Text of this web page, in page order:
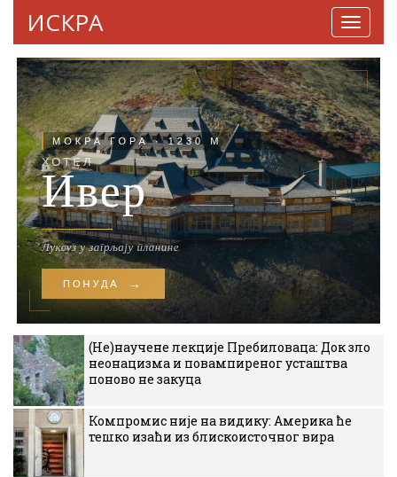
ИСКРА
(Не)научене лекције Пребиловаца: Док зло
неонацизма и повампиреног усташтва
поново не закуца
Компромис није на видику: Америка ће
тешко изаћи из блискоисточног вира